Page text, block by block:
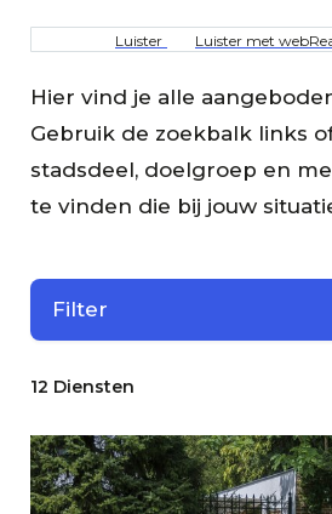
Kruimelpad
Luister Luister met
Hier vind je alle
Gebruik de zoekbalk links
stadsdeel, doelgroep en
te vinden die bij jouw
Filter
12 Diensten